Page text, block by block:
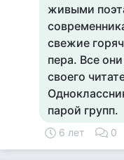
живыми
свежие
пера. Все
своего
парой групп.
6 лет 0